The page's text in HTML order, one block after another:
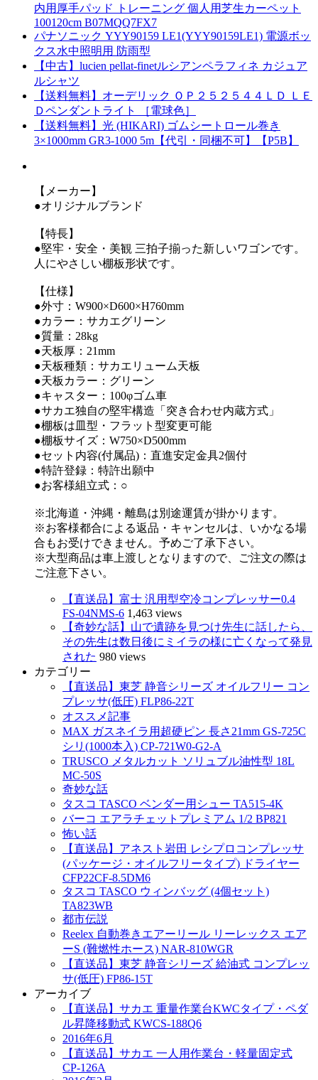
内用厚手パッド トレーニング 個人用芝生カーペット
100120cm B07MQQ7FX7
パナソニック YYY90159 LE1(YYY90159LE1) 電源ボッ
クス水中照明用 防雨型
【中古】lucien pellat-finetルシアンペラフィネ カジュア
ルシャツ
【送料無料】オーデリック ＯＰ２５２５４４ＬＤ ＬＥ
Ｄペンダントライト ［電球色］
【送料無料】光 (HIKARI) ゴムシートロール巻き
3×1000mm GR3-1000 5m【代引・同梱不可】【P5B】
【メーカー】
●オリジナルブランド
【特長】
●堅牢・安全・美観 三拍子揃った新しいワゴンです。
人にやさしい棚板形状です。
【仕様】
●外寸：W900×D600×H760mm
●カラー：サカエグリーン
●質量：28kg
●天板厚：21mm
●天板種類：サカエリューム天板
●天板カラー：グリーン
●キャスター：100φゴム車
●サカエ独自の堅牢構造「突き合わせ内蔵方式」
●棚板は皿型・フラット型変更可能
●棚板サイズ：W750×D500mm
●セット内容(付属品)：直進安定金具2個付
●特許登録：特許出願中
●お客様組立式：○
※北海道・沖縄・離島は別途運賃が掛かります。
※お客様都合による返品・キャンセルは、いかなる場
合もお受けできません。予めご了承下さい。
※大型商品は車上渡しとなりますので、ご注文の際は
ご注意下さい。
【直送品】富士 汎用型空冷コンプレッサー0.4
FS-04NMS-6 1,463 views
【奇妙な話】山で遺跡を見つけ先生に話したら、
その先生は数日後にミイラの様に亡くなって発見
された 980 views
カテゴリー
【直送品】東芝 静音シリーズ オイルフリー コン
プレッサ(低圧) FLP86-22T
オススメ記事
MAX ガスネイラ用超硬ピン 長さ21mm GS-725C
シリ(1000本入) CP-721W0-G2-A
TRUSCO メタルカット ソリュブル油性型 18L
MC-50S
奇妙な話
タスコ TASCO ベンダー用シュー TA515-4K
バーコ エアラチェットプレミアム 1/2 BP821
怖い話
【直送品】アネスト岩田 レシプロコンプレッサ
(パッケージ・オイルフリータイプ) ドライヤー
CFP22CF-8.5DM6
タスコ TASCO ウィンバッグ (4個セット)
TA823WB
都市伝説
Reelex 自動巻きエアーリール リーレックス エア
ーS (難燃性ホース) NAR-810WGR
【直送品】東芝 静音シリーズ 給油式 コンプレッ
サ(低圧) FP86-15T
アーカイブ
【直送品】サカエ 重量作業台KWCタイプ・ペダ
ル昇降移動式 KWCS-188Q6
2016年6月
【直送品】サカエ 一人用作業台・軽量固定式
CP-126A